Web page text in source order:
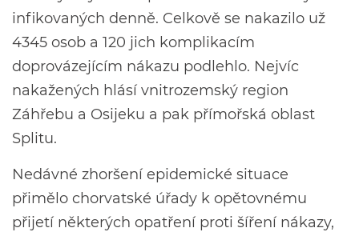
infikovaných denně. Celkově se nakazilo už
4345 osob a 120 jich komplikacím
doprovázejícím nákazu podlehlo. Nejvíc
nakažených hlásí vnitrozemský region
Záhřebu a Osijeku a pak přímořská oblast
Splitu.
Nedávné zhoršení epidemické situace
přimělo chorvatské úřady k opětovnému
přijetí některých opatření proti šíření nákazy,